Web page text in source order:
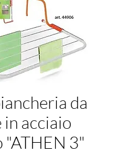
da
in acciaio
"ATHEN 3"